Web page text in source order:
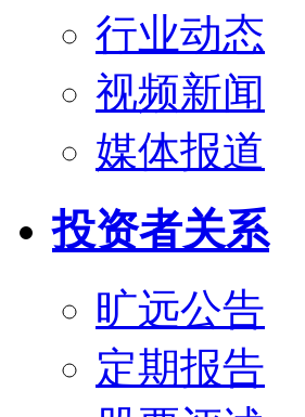
行业动态
视频新闻
媒体报道
投资者关系
旷远公告
定期报告